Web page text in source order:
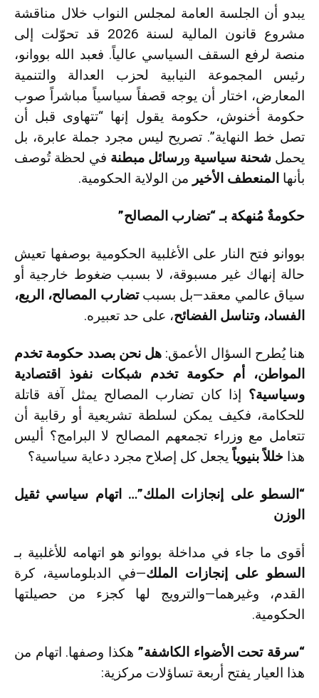
يبدو أن الجلسة العامة لمجلس النواب خلال مناقشة
مشروع قانون المالية لسنة 2026 قد تحوّلت إلى
منصة لرفع السقف السياسي عالياً. فعبد الله بووانو،
رئيس المجموعة النيابية لحزب العدالة والتنمية
المعارض، اختار أن يوجه قصفاً سياسياً مباشراً صوب
حكومة أخنوش، حكومة يقول إنها “تتهاوى قبل أن
تصل خط النهاية”. تصريح ليس مجرد جملة عابرة، بل
يحمل شحنة سياسية ورسائل مبطنة في لحظة تُوصف
بأنها المنعطف الأخير من الولاية الحكومية.
حكومةٌ مُنهكة بـ “تضارب المصالح”
بووانو فتح النار على الأغلبية الحكومية بوصفها تعيش
حالة إنهاك غير مسبوقة، لا بسبب ضغوط خارجية أو
سياق عالمي معقد—بل بسببتضارب المصالح، الريع،
الفساد، وتناسل الفضائح، على حد تعبيره.
هنا يُطرح السؤال الأعمق: هل نحن بصدد حكومة تخدم
المواطن، أم حكومة تخدم شبكات نفوذ اقتصادية
وسياسية؟ إذا كان تضارب المصالح يمثل آفة قاتلة
للحكامة، فكيف يمكن لسلطة تشريعية أو رقابية أن
تتعامل مع وزراء تجمعهم المصالح لا البرامج؟ أليس
هذا خللاً بنيوياً يجعل كل إصلاح مجرد دعاية سياسية؟
“السطو على إنجازات الملك”… اتهام سياسي ثقيل
الوزن
أقوى ما جاء في مداخلة بووانو هو اتهامه للأغلبية بـ
السطو على إنجازات الملك—في الدبلوماسية، كرة
القدم، وغيرهما—والترويج لها كجزء من حصيلتها
الحكومية.
“سرقة تحت الأضواء الكاشفة” هكذا وصفها. اتهام من
هذا العيار يفتح أربعة تساؤلات مركزية: